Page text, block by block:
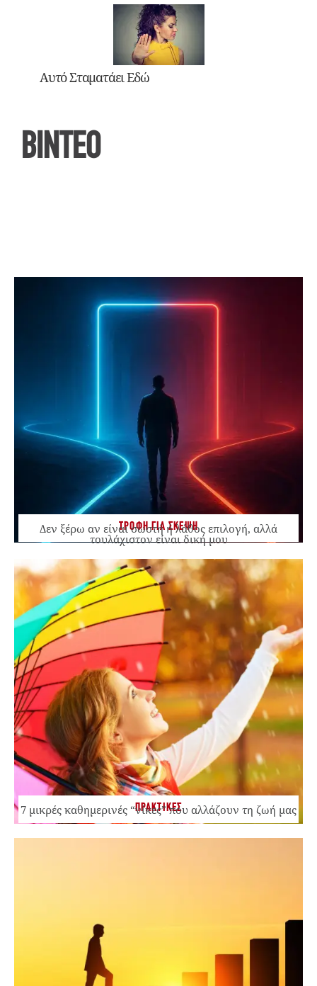
Αυτό Σταματάει Εδώ
ΒΙΝΤΕΟ
ΤΡΟΦΗ ΓΙΑ ΣΚΕΨΗ
Δεν ξέρω αν είναι σωστή ή λάθος επιλογή, αλλά
τουλάχιστον είναι δική μου
ΠΡΑΚΤΙΚΕΣ
7 μικρές καθημερινές “νίκες” που αλλάζουν τη ζωή μας